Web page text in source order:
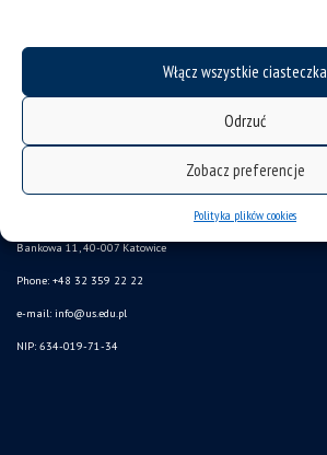
Włącz wszystkie ciasteczka
Odrzuć
Zobacz preferencje
Polityka plików cookies
USOSweb
Wzory dokumentów
Bankowa 11, 40-007 Katowice
Phone: +48 32 359 22 22
e-mail: info@us.edu.pl
NIP: 634-019-71-34